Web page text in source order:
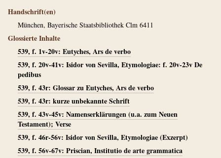
Handschrift(en)
München, Bayerische Staatsbibliothek Clm 6411
Glossierte Inhalte
539, f. 1v-20v: Eutyches, Ars de verbo
539, f. 20v-41v: Isidor von Sevilla, Etymologiae: f. 20v-23v De
pedibus
539, f. 43r: Glossar zu Eutyches, Ars de verbo
539, f. 43r: kurze unbekannte Schrift
539, f. 43v-45v: Namenserklärungen (u.a. zum Neuen
Testament); Verse
539, f. 46r-56v: Isidor von Sevilla, Etymologiae (Exzerpt)
539, f. 56v-67v: Priscian, Institutio de arte grammatica